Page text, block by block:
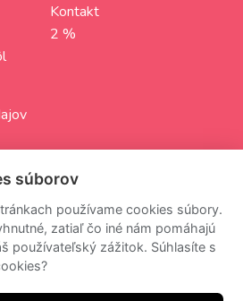
Kontakt
2 %
kedykoľvek odhlásiť.
súborov
používame cookies súbory.
zatiaľ čo iné nám pomáhajú
používateľský zážitok. Súhlasíte s